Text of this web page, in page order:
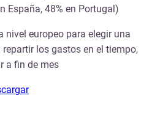
España, 48% en Portugal)
europeo para elegir una
los gastos en el tiempo,
a fin de mes